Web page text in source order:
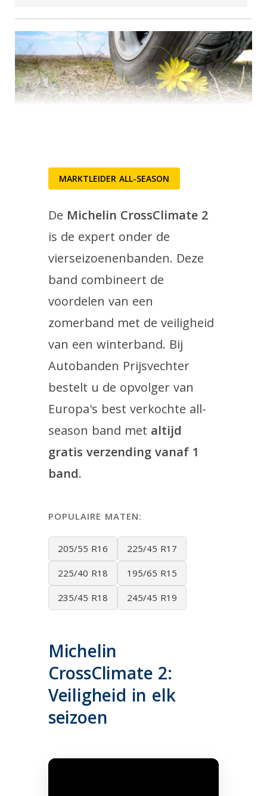
MARKTLEIDER ALL-SEASON
De Michelin CrossClimate 2
is de expert onder de
vierseizoenenbanden. Deze
band combineert de
voordelen van een
zomerband met de veiligheid
van een winterband. Bij
Autobanden Prijsvechter
bestelt u de opvolger van
Europa's best verkochte all-
season band met altijd
gratis verzending vanaf 1
band.
POPULAIRE MATEN:
205/55 R16 225/45 R17
225/40 R18 195/65 R15
235/45 R18 245/45 R19
Michelin
CrossClimate 2:
Veiligheid in elk
seizoen